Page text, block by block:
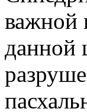
важной
данной